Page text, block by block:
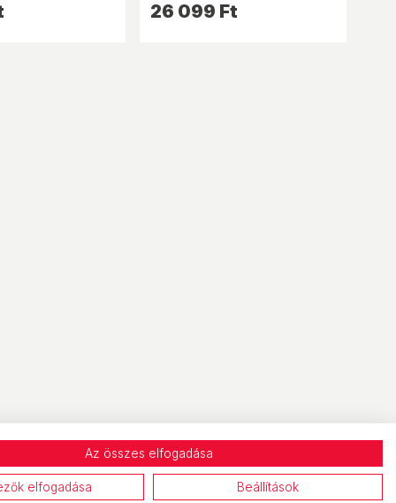
26 099 Ft
Az összes elfogadása
elfogadása Beállítások